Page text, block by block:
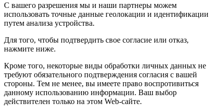
С вашего разрешения мы и наши партнеры можем
использовать точные данные геолокации и идентификации
путем анализа устройства.
Для того, чтобы подтвердить свое согласие или отказ,
нажмите ниже.
Кроме того, некоторые виды обработки личных данных не
требуют обязательного подтверждения согласия с вашей
стороны. Тем не менее, вы имеете право воспротивиться
данному использованию информации. Ваш выбор
действителен только на этом Web-сайте.